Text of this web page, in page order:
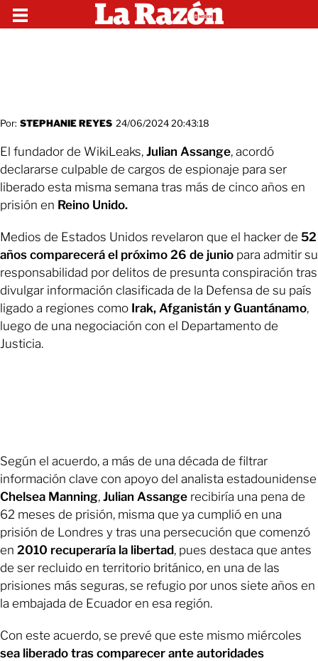
Por: STEPHANIE REYES 24/06/2024 20:43:18
El fundador de WikiLeaks, Julian Assange, acordó
declararse culpable de cargos de espionaje para ser
liberado esta misma semana tras más de cinco años en
prisión en Reino Unido.
Medios de Estados Unidos revelaron que el hacker de 52
años comparecerá el próximo 26 de junio para admitir su
responsabilidad por delitos de presunta conspiración tras
divulgar información clasificada de la Defensa de su país
ligado a regiones como Irak, Afganistán y Guantánamo,
luego de una negociación con el Departamento de
Justicia.
Según el acuerdo, a más de una década de filtrar
información clave con apoyo del analista estadounidense
Chelsea Manning, Julian Assange recibiría una pena de
62 meses de prisión, misma que ya cumplió en una
prisión de Londres y tras una persecución que comenzó
en 2010 recuperaría la libertad, pues destaca que antes
de ser recluido en territorio británico, en una de las
prisiones más seguras, se refugio por unos siete años en
la embajada de Ecuador en esa región.
Con este acuerdo, se prevé que este mismo miércoles
sea liberado tras comparecer ante autoridades